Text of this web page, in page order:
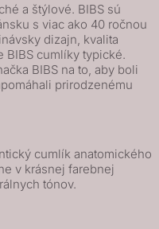
a štýlové. BIBS sú
s viac ako 40 ročnou
dizajn, kvalita
BIBS cumlíky typické.
BIBS na to, aby boli
prirodzenému
cumlík anatomického
v krásnej farebnej
tónov.